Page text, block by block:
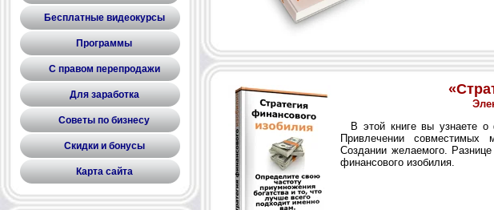
Бесплатные видеокурсы
Программы
С правом перепродажи
Для заработка
Советы по бизнесу
Скидки и бонусы
Карта сайта
В этой книге вы узнаете о
Привлечении совместимых
Создании желаемого.
финансового изобилия.